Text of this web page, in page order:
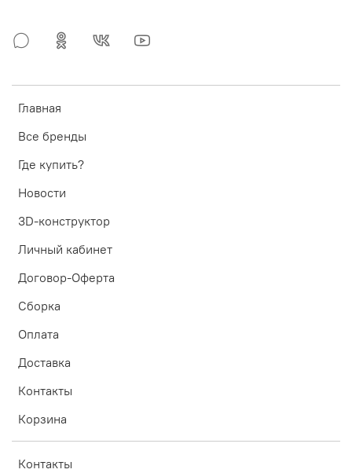
Главная
Все бренды
Где купить?
Новости
3D-конструктор
Личный кабинет
Договор-Оферта
Сборка
Оплата
Доставка
Контакты
Корзина
Контакты